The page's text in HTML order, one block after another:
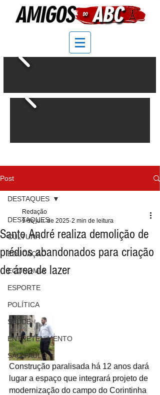
Post
DESTAQUES
CULTURA
EDUCAÇÃO
ECONOMIA
ESPORTE
POLÍTICA
SAÚDE
ENTRETENIMENTO
SÃO PAULO
DESTAQUES
Santo André realiza demolição de
prédios abandonados para criação
de área de lazer
Redação
9 de jun. de 2025 2 min de leitura
Construção paralisada há 12 anos dará
lugar a espaço que integrará projeto de
modernização do campo do Corintinha